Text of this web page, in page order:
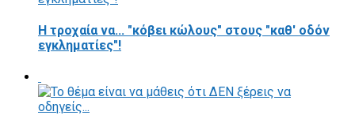
Η τροχαία να... "κόβει κώλους" στους "καθ' οδόν
εγκληματίες"!